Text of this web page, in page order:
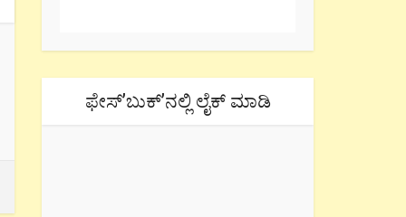
ಫೇಸ್’ಬುಕ್’ನಲ್ಲಿ ಲೈಕ್ ಮಾಡಿ